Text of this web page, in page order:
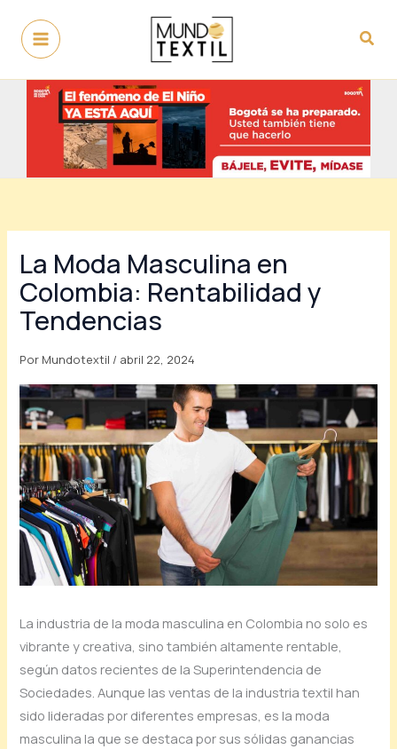
contenido
La Moda Masculina en
Colombia: Rentabilidad y
Tendencias
Por Mundotextil / abril 22, 2024
La industria de la moda masculina en Colombia no solo es
vibrante y creativa, sino también altamente rentable,
según datos recientes de la Superintendencia de
Sociedades. Aunque las ventas de la industria textil han
sido lideradas por diferentes empresas, es la moda
masculina la que se destaca por sus sólidas ganancias